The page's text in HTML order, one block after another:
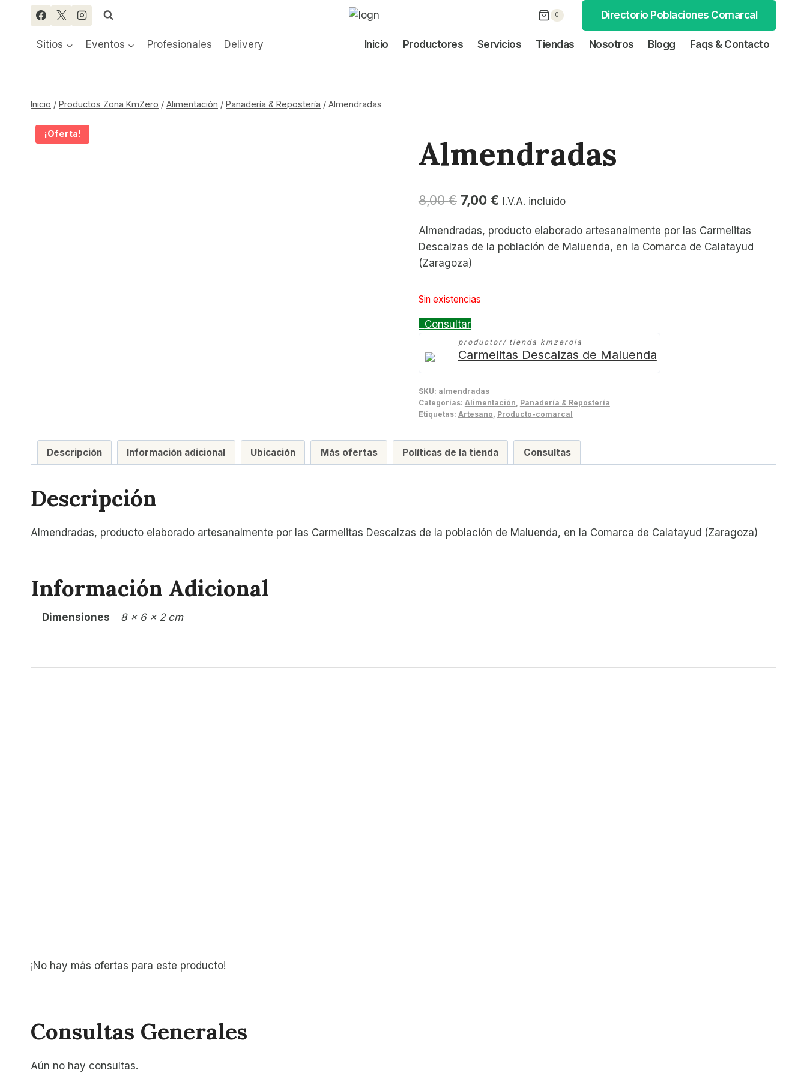
contenido
0 Directorio Poblaciones Comarcal
Sitios Eventos Profesionales Delivery Inicio Productores Servicios Tiendas Nosotros Blogg Faqs & Contacto
Inicio / Productos Zona KmZero / Alimentación / Panadería & Repostería / Almendradas
¡Oferta! Almendradas
8,00€ El
original
era:
7,00 €El
actual
I.V.A. incluido
Almendradas, producto elaborado artesanalmente por las Carmelitas
Descalzas de la población de Maluenda, en la Comarca de Calatayud
(Zaragoza)
Sin existencias
Consultar
productor/ tienda kmzeroia
Carmelitas Descalzas de Maluenda
SKU: almendradas
Categorías: Alimentación Panadería & Repostería
Etiquetas: Artesano Producto-comarcal
Descripción Información adicional Ubicación Más ofertas Políticas de la tienda Consultas
Descripción
Almendradas, producto elaborado artesanalmente por las Carmelitas Descalzas de la población de Maluenda, en la Comarca de Calatayud (Zaragoza)
Información Adicional
Dimensiones 8 × 6 × 2 cm
¡No hay más ofertas para este producto!
Consultas Generales
Aún no hay consultas.